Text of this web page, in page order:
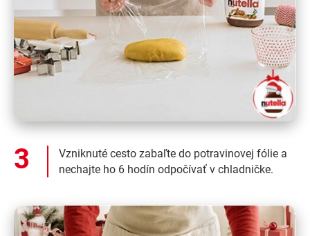
Vzniknuté cesto zabaľte do potravinovej fólie a
nechajte ho 6 hodín odpočívať v chladničke.